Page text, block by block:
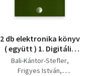
2 db elektronika könyv
( együtt ) 1. Digitális
mikrohullálmú
átviteltechnika, 2.
Bali-Kántor-Stefler
Frigyes István